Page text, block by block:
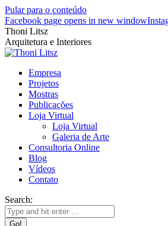
Pular para o conteúdo
Facebook page opens in new window
Thoni Litsz
Arquitetura e Interiores
Empresa
Projetos
Mostras
Publicações
Loja Virtual
Loja Virtual
Galeria de Arte
Consultoria Online
Blog
Vídeos
Contato
Search: